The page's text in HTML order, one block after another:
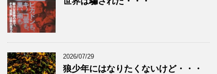
2026/07/29
狼少年にはなりたくないけど・・・